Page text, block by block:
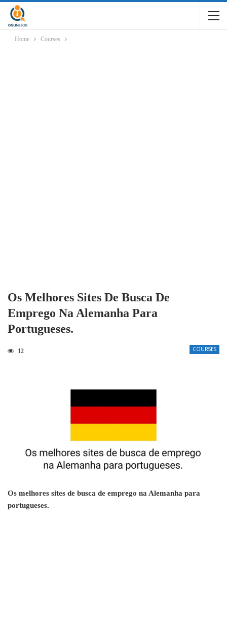
Home Courses
Os Melhores Sites De Busca De
Emprego Na Alemanha Para
Portugueses.
COURSES
12
Os melhores sites de busca de emprego na Alemanha para
portugueses.